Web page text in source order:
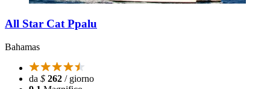
All Star Cat Ppalu
Bahamas
da $ 262 / giorno